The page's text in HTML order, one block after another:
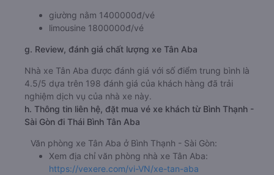
giường nằm 1400000đ/vé
limousine 1800000đ/vé
g. Review, đánh giá chất lượng xe Tân Aba
Nhà xe Tân Aba được đánh giá với số điểm trung bình là
4.5/5 dựa trên 198 đánh giá của khách hàng đã trải
nghiệm dịch vụ của nhà xe này.
h. Thông tin liên hệ, đặt mua vé xe khách từ Bình Thạnh -
Sài Gòn đi Thái Bình Tân Aba
Văn phòng xe Tân Aba ở Bình Thạnh - Sài Gòn:
Xem địa chỉ văn phòng nhà xe Tân Aba:
https://vexere.com/vi-VN/xe-tan-aba